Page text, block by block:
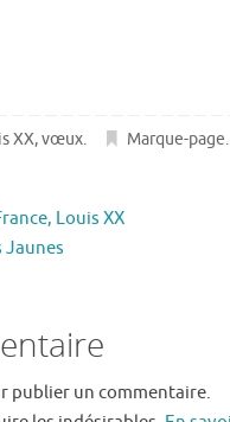
XX,vœux. Marque-page.
Louis XX
publier un commentaire.